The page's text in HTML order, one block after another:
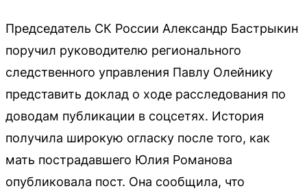
Председатель СК России Александр Бастрыкин
поручил руководителю регионального
следственного управления Павлу Олейнику
представить доклад о ходе расследования по
доводам публикации в соцсетях. История
получила широкую огласку после того, как
мать пострадавшего Юлия Романова
опубликовала пост. Она сообщила, что